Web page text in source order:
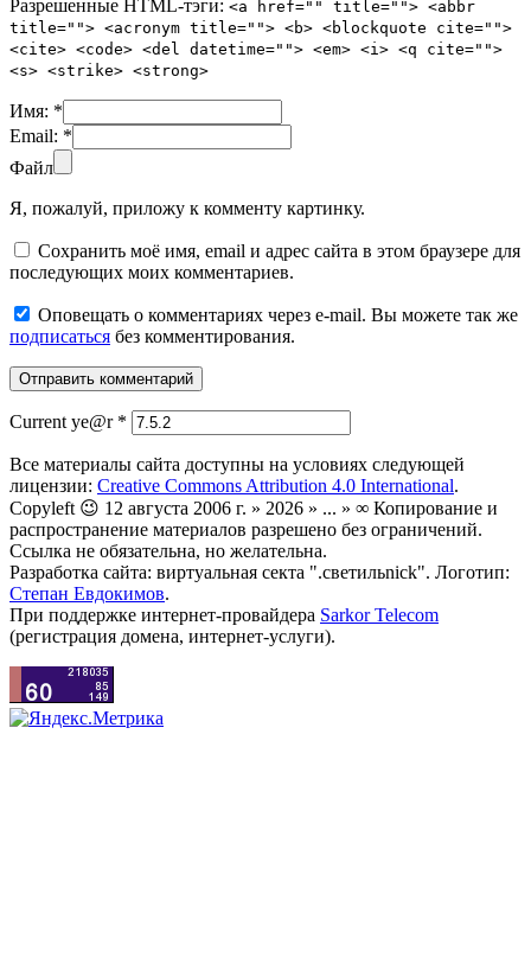
Разрешенные HTML-тэги: <a href="" title=""> <abbr
title=""> <acronym title=""> <b> <blockquote cite="">
<cite> <code> <del datetime=""> <em> <i> <q cite="">
<s> <strike> <strong>
Имя: *
Email: *
Файл
Я, пожалуй, приложу к комменту картинку.
Сохранить моё имя, email и адрес сайта в этом браузере для
последующих моих комментариев.
Оповещать о комментариях через e-mail. Вы можете так же
подписаться без комментирования.
Current ye@r *
Все материалы сайта доступны на условиях следующей
лицензии: Creative Commons Attribution 4.0 International.
Copyleft 😉 12 августа 2006 г. » 2026 » ... » ∞ Копирование и
распространение материалов разрешено без ограничений.
Ссылка не обязательна, но желательна.
Разработка сайта: виртуальная секта ".светильnick". Логотип:
Степан Евдокимов.
При поддержке интернет-провайдера Sarkor Telecom
(регистрация домена, интернет-услуги).